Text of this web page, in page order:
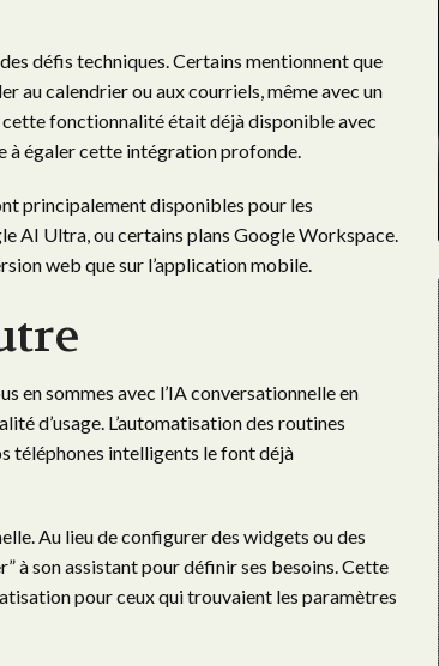
défis techniques. Certains mentionnent que
au calendrier ou aux courriels, même avec un
cette fonctionnalité était déjà disponible avec
à égaler cette intégration profonde.
principalement disponibles pour les
AI Ultra, ou certains plans Google Workspace.
web que sur l’application mobile.
en sommes avec l’IA conversationnelle en
d’usage. L’automatisation des routines
téléphones intelligents le font déjà
Au lieu de configurer des widgets ou des
à son assistant pour définir ses besoins. Cette
pour ceux qui trouvaient les paramètres